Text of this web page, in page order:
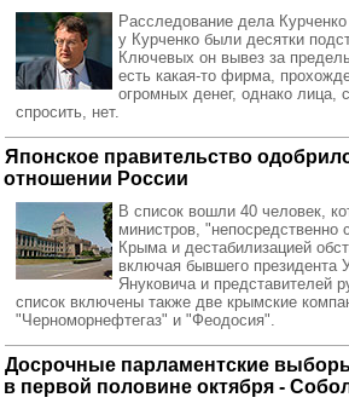
Расследование дела
у Курченко были десятки
Ключевых он вывез за
есть какая-то фирма,
огромных денег, однако лица,
спросить, нет.
Японское правительство
отношении России
В список вошли 40 человек,
министров, "непосредственно
Крыма и дестабилизацией
включая бывшего президента
Януковича и представителей
список включены также две крымские
"Черноморнефтегаз" и "Феодосия".
Досрочные парламентские
в первой половине октября -